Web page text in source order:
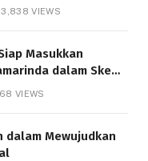
3,838VIEWS
Masukkan
dalam Skema
Gratispol
VIEWS
dalam Mewujudkan